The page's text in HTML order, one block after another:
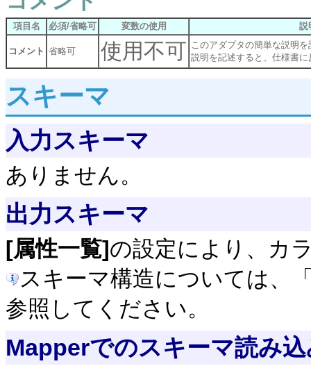
項目名 必須/省略可 変数の使用 説
コメント 省略可 使用不可 このアダプタの簡単な説明
説明を記述すると、仕様書
スキーマ
入力スキーマ
ありません。
出力スキーマ
[属性一覧]の設定により、カ
スキーマ構造については、
参照してください。
Mapperでのスキーマ読み